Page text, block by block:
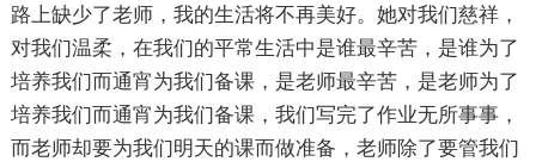
路上缺少了老师，我的生活将不再美好。她对我们慈祥，
对我们温柔，在我们的平常生活中是谁最辛苦，是谁为了
培养我们而通宵为我们备课，是老师最辛苦，是老师为了
培养我们而通宵为我们备课，我们写完了作业无所事事，
而老师却要为我们明天的课而做准备，老师除了要管我们